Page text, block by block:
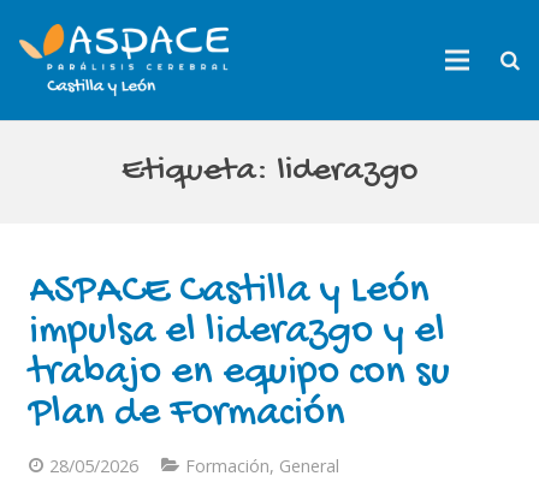
Etiqueta: liderazgo
ASPACE Castilla y León
impulsa el liderazgo y el
trabajo en equipo con su
Plan de Formación
28/05/2026 Formación, General